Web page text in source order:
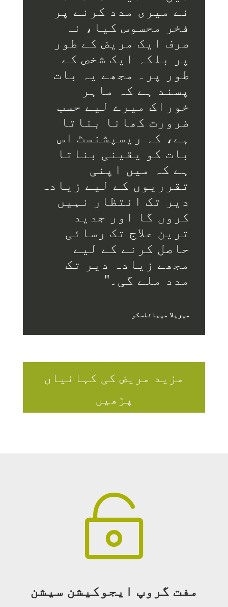
نے میری مدد کرنے پر
فخر محسوس کیا، نہ
صرف ایک مریض کے طور
پر بلکہ ایک شخص کے
طور پر۔ مجھے یہ بات
پسند ہے کہ ماہر
خوراک میرے لیے حسب
ضرورت کھانا بناتا
ہے، کہ ریسپشنسٹ اس
بات کو یقینی بناتا
ہے کہ میں اپنی
تقرریوں کے لیے زیادہ
دیر تک انتظار نہیں
کروں گا اور جدید
ترین علاج تک رسائی
حاصل کرنے کے لیے
مجھے زیادہ دیر تک
مدد ملے گی۔"
میریلا میہائلسکو
مزید مریض کی کہانیاں
پڑھیں

مفت گروپ ایجوکیشن سیشن